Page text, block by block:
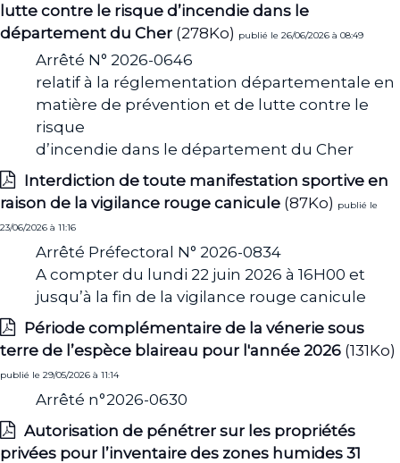
lutte contre le risque d’incendie dans le
département du Cher (278Ko) publié le 26/06/2026 à 08:49
Arrêté N° 2026-0646
relatif à la réglementation départementale en
matière de prévention et de lutte contre le
risque
d’incendie dans le département du Cher
Interdiction de toute manifestation sportive en
raison de la vigilance rouge canicule (87Ko) publié le
23/06/2026 à 11:16
Arrêté Préfectoral N° 2026-0834
A compter du lundi 22 juin 2026 à 16H00 et
jusqu’à la fin de la vigilance rouge canicule
Période complémentaire de la vénerie sous
terre de l’espèce blaireau pour l'année 2026 (131Ko)
publié le 29/05/2026 à 11:14
Arrêté n°2026-0630
Autorisation de pénétrer sur les propriétés
privées pour l’inventaire des zones humides 31